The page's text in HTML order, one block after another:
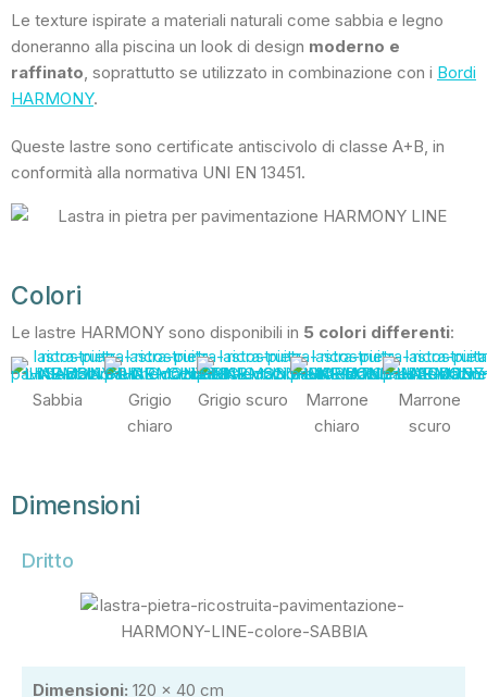
Le texture ispirate a materiali naturali come sabbia e legno
doneranno alla piscina un look di design moderno e
raffinato, soprattutto se utilizzato in combinazione con i Bordi
HARMONY.
Queste lastre sono certificate antiscivolo di classe A+B, in
conformità alla normativa UNI EN 13451.
Colori
Le lastre HARMONY sono disponibili in 5 colori differenti:
Sabbia
Grigio
chiaro
Grigio scuro
Marrone
chiaro
Marrone
scuro
Dimensioni
Dritto
Dimensioni: 120 x 40 cm